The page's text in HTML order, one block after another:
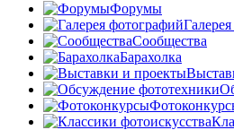
Форумы
Сообщества
Барахолка